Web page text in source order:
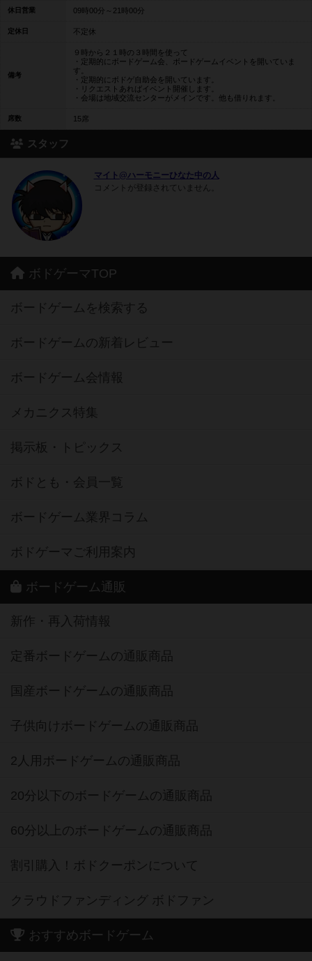
休日営業 09時00分～21時00分
定休日 不定休
備考
９時から２１時の３時間を使って
・定期的にボードゲーム会、ボードゲームイベントを開いていま
す。
・定期的にボドゲ自助会を開いています。
・リクエストあればイベント開催します。
・会場は地域交流センターがメインです。他も借りれます。
席数 15席
スタッフ
マイト@ハーモニーひなた中の人
コメントが登録されていません。
ボドゲーマTOP
ボードゲームを検索する
ボードゲームの新着レビュー
ボードゲーム会情報
メカニクス特集
掲示板・トピックス
ボドとも・会員一覧
ボードゲーム業界コラム
ボドゲーマご利用案内
ボードゲーム通販
新作・再入荷情報
定番ボードゲームの通販商品
国産ボードゲームの通販商品
子供向けボードゲームの通販商品
2人用ボードゲームの通販商品
20分以下のボードゲームの通販商品
60分以上のボードゲームの通販商品
割引購入！ボドクーポンについて
クラウドファンディング ボドファン
おすすめボードゲーム